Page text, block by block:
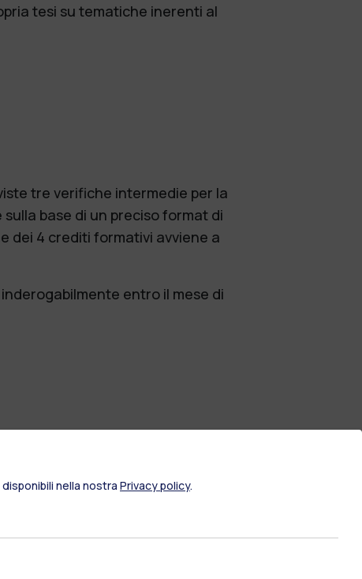
tesi su tematiche inerenti al
tre verifiche intermedie per la
base di un preciso format di
dei 4 crediti formativi avviene a
entro il mese di
nella nostra Privacy policy.